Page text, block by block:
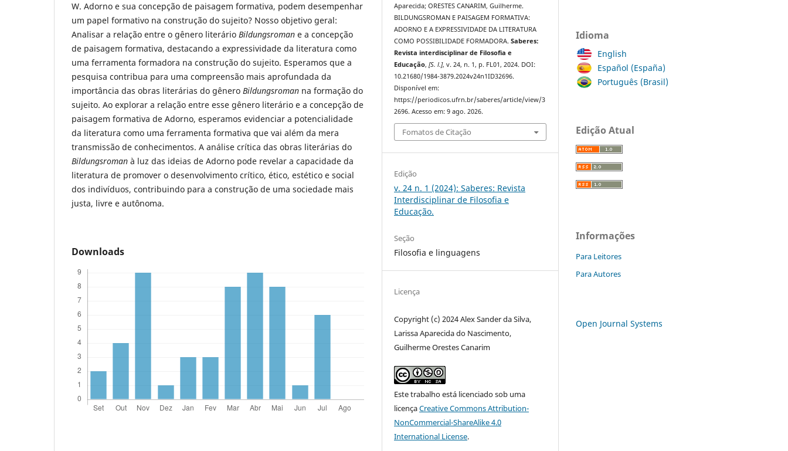
W. Adorno e sua concepção de paisagem formativa, podem desempenhar
um papel formativo na construção do sujeito? Nosso objetivo geral:
Analisar a relação entre o gênero literário Bildungsroman e a concepção
de paisagem formativa, destacando a expressividade da literatura como
uma ferramenta formadora na construção do sujeito. Esperamos que a
pesquisa contribua para uma compreensão mais aprofundada da
importância das obras literárias do gênero Bildungsroman na formação do
sujeito. Ao explorar a relação entre esse gênero literário e a concepção de
paisagem formativa de Adorno, esperamos evidenciar a potencialidade
da literatura como uma ferramenta formativa que vai além da mera
transmissão de conhecimentos. A análise crítica das obras literárias do
Bildungsroman à luz das ideias de Adorno pode revelar a capacidade da
literatura de promover o desenvolvimento crítico, ético, estético e social
dos indivíduos, contribuindo para a construção de uma sociedade mais
justa, livre e autônoma.
Downloads
Aparecida; ORESTES CANARIM, Guilherme.
BILDUNGSROMAN E PAISAGEM FORMATIVA:
ADORNO E A EXPRESSIVIDADE DA LITERATURA
COMO POSSIBILIDADE FORMADORA.Saberes:
Revista interdisciplinar de Filosofia e
Educação,[S. l.], v. 24, n. 1, p. FL01, 2024. DOI:
10.21680/1984-3879.2024v24n1ID32696.
Disponível em:
https://periodicos.ufrn.br/saberes/article/view/3
2696. Acesso em: 9 ago. 2026.
Fomatos de Citação
Edição
v. 24 n. 1 (2024): Saberes: Revista
Interdisciplinar de Filosofia e
Educação.
Seção
Filosofia e linguagens
Licença
Copyright (c) 2024 Alex Sander da Silva,
Larissa Aparecida do Nascimento,
Guilherme Orestes Canarim
Este trabalho está licenciado sob uma
licençaCreative Commons Attribution-
NonCommercial-ShareAlike 4.0
International License.
Idioma
English
Español (España)
Português (Brasil)
Edição Atual
Informações
Para Leitores
Para Autores
Open Journal Systems